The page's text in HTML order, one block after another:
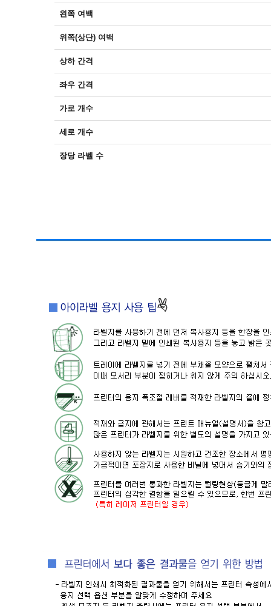
왼쪽 여백
위쪽(상단) 여백
상하 간격
좌우 간격
가로 개수
세로 개수
장당 라벨 수